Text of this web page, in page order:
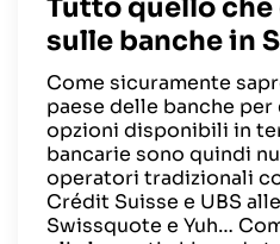
Tutto quello che
sulle banche in
Come sicuramente
paese delle banche per
opzioni disponibili in
bancarie sono quindi
operatori tradizionali
Crédit Suisse e UBS
Swissquote e Yuh…